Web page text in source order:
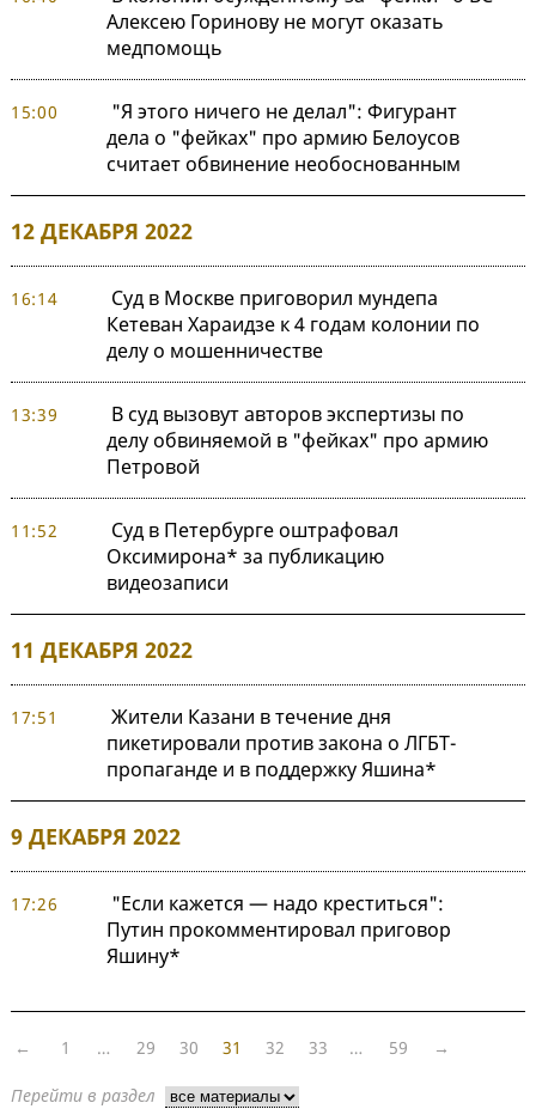
Алексею Горинову не могут оказать
медпомощь
15:00
"Я этого ничего не делал": Фигурант
дела о "фейках" про армию Белоусов
считает обвинение необоснованным
12 ДЕКАБРЯ 2022
16:14
Суд в Москве приговорил мундепа
Кетеван Хараидзе к 4 годам колонии по
делу о мошенничестве
13:39
В суд вызовут авторов экспертизы по
делу обвиняемой в "фейках" про армию
Петровой
11:52
Суд в Петербурге оштрафовал
Оксимирона* за публикацию
видеозаписи
11 ДЕКАБРЯ 2022
17:51
Жители Казани в течение дня
пикетировали против закона о ЛГБТ-
пропаганде и в поддержку Яшина*
9 ДЕКАБРЯ 2022
17:26
"Если кажется — надо креститься":
Путин прокомментировал приговор
Яшину*
← 1 … 29 30 31 32 33 … 59 →
Перейти в раздел